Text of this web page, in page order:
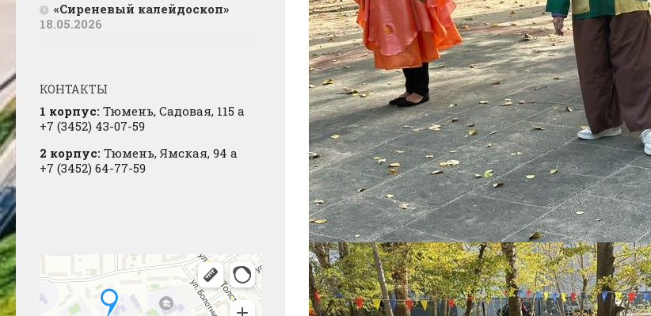
«Сиреневый калейдоскоп»
18.05.2026
КОНТАКТЫ
1 корпус: Тюмень, Садовая, 115 а
+7 (3452) 43-07-59
2 корпус: Тюмень, Ямская, 94 а
+7 (3452) 64-77-59